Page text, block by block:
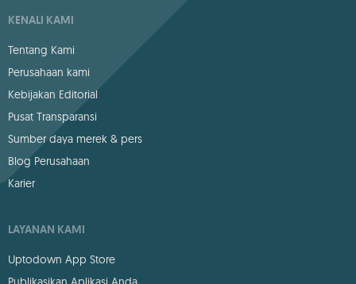
KENALI KAMI
Tentang Kami
Perusahaan kami
Kebijakan Editorial
Pusat Transparansi
Sumber daya merek & pers
Blog Perusahaan
Karier
LAYANAN KAMI
Uptodown App Store